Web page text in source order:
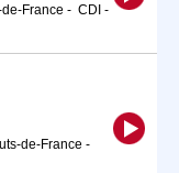
France - CDI -
de-France -